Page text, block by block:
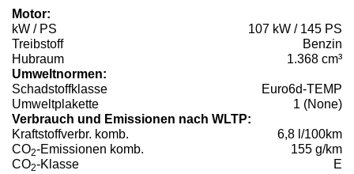
Motor:
kW / PS
107 kW / 145 PS
Treibstoff
Benzin
Hubraum
1.368 cm³
Umweltnormen:
Schadstoffklasse
Euro6d-TEMP
Umweltplakette
1 (None)
Verbrauch und Emissionen nach WLTP:
Kraftstoffverbr. komb.
6,8 l/100km
CO2-Emissionen komb.
155 g/km
CO2-Klasse E